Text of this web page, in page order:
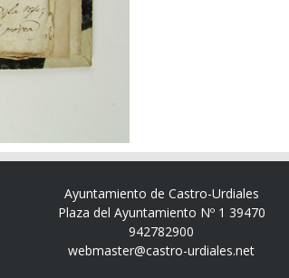
Ayuntamiento de Castro-Urdiales
Plaza del Ayuntamiento Nº 1 39470
942782900
webmaster@castro-urdiales.net